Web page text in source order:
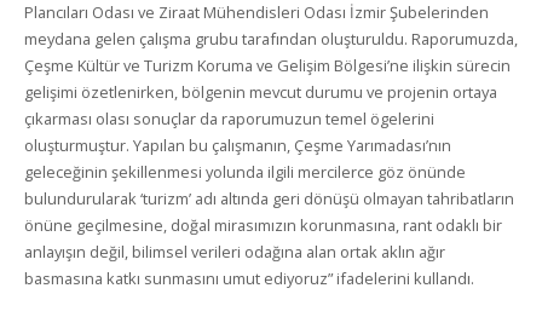
Plancıları Odası ve Ziraat Mühendisleri Odası İzmir Şubelerinden
meydana gelen çalışma grubu tarafından oluşturuldu. Raporumuzda,
Çeşme Kültür ve Turizm Koruma ve Gelişim Bölgesi’ne ilişkin sürecin
gelişimi özetlenirken, bölgenin mevcut durumu ve projenin ortaya
çıkarması olası sonuçlar da raporumuzun temel ögelerini
oluşturmuştur. Yapılan bu çalışmanın, Çeşme Yarımadası’nın
geleceğinin şekillenmesi yolunda ilgili mercilerce göz önünde
bulundurularak ‘turizm’ adı altında geri dönüşü olmayan tahribatların
önüne geçilmesine, doğal mirasımızın korunmasına, rant odaklı bir
anlayışın değil, bilimsel verileri odağına alan ortak aklın ağır
basmasına katkı sunmasını umut ediyoruz” ifadelerini kullandı.